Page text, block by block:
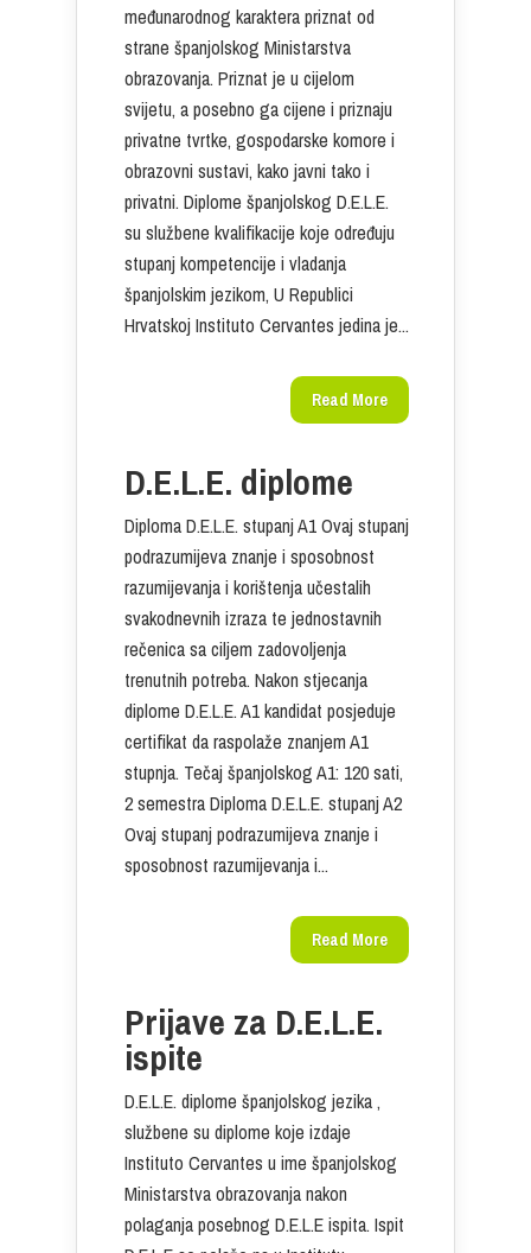
međunarodnog karaktera priznat od
strane španjolskog Ministarstva
obrazovanja. Priznat je u cijelom
svijetu, a posebno ga cijene i priznaju
privatne tvrtke, gospodarske komore i
obrazovni sustavi, kako javni tako i
privatni. Diplome španjolskog D.E.L.E.
su službene kvalifikacije koje određuju
stupanj kompetencije i vladanja
španjolskim jezikom, U Republici
Hrvatskoj Instituto Cervantes jedina je...
Read More
D.E.L.E. diplome
Diploma D.E.L.E. stupanj A1 Ovaj stupanj
podrazumijeva znanje i sposobnost
razumijevanja i korištenja učestalih
svakodnevnih izraza te jednostavnih
rečenica sa ciljem zadovoljenja
trenutnih potreba. Nakon stjecanja
diplome D.E.L.E. A1 kandidat posjeduje
certifikat da raspolaže znanjem A1
stupnja. Tečaj španjolskog A1: 120 sati,
2 semestra Diploma D.E.L.E. stupanj A2
Ovaj stupanj podrazumijeva znanje i
sposobnost razumijevanja i...
Read More
Prijave za D.E.L.E.
ispite
D.E.L.E. diplome španjolskog jezika ,
službene su diplome koje izdaje
Instituto Cervantes u ime španjolskog
Ministarstva obrazovanja nakon
polaganja posebnog D.E.L.E ispita. Ispit